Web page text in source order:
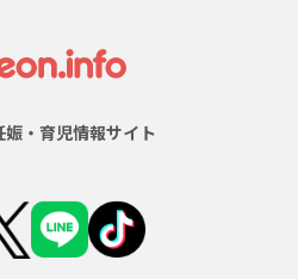
娠・育児情報サイト